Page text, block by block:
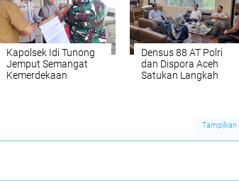
Kapolsek Idi Tunong
Jemput Semangat
Kemerdekaan
Densus 88 AT Polri
dan Dispora Aceh
Satukan Langkah
Tampilkan